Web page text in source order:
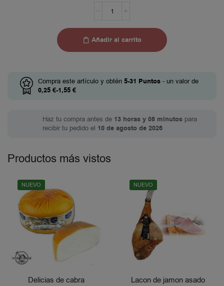
Añadir al carrito
Compra este artículo y obtén 5-31 Puntos - un valor de
0,25 €-1,55 €
Haz tu compra antes de 13 horas y 08 minutos para
recibir tu pedido el 10 de agosto de 2026
Productos más vistos
NUEVO
Delicias de cabra
NUEVO
Lacon de jamon asado